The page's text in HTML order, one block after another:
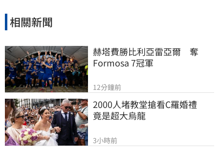
相關新聞
赫塔費勝比利亞雷亞爾　奪
Formosa 7冠軍
12分鐘前
2000人堵教堂搶看C羅婚禮
竟是超大烏龍
3小時前